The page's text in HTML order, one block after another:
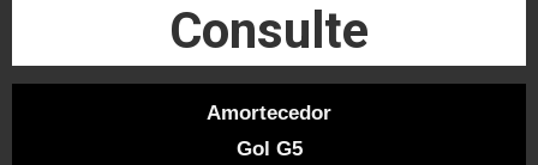
Consulte
Amortecedor
Gol G5